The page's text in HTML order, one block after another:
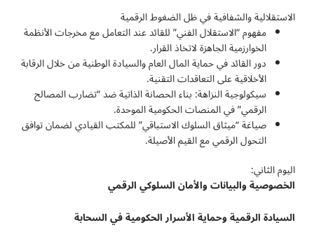
الاستقلالية والشفافية في ظل الضغوط الرقمية
مفهوم “الاستقلال الفني” للقائد عند التعامل مع مخرجات الأنظمة
الخوارزمية الجاهزة لاتخاذ القرار.
دور القائد في حماية المال العام والسيادة الوطنية من خلال الرقابة
الأخلاقية على التعاقدات التقنية.
سيكولوجية النزاهة: بناء الحصانة الذاتية ضد “تضارب المصالح
الرقمي” في المنصات الحكومية الموحدة.
صياغة “ميثاق السلوك الاستباقي” للمكتب القيادي لضمان توافق
التحول الرقمي مع القيم الأصيلة.
اليوم الثاني:
الخصوصيةوالبيانات والأمان السلوكي الرقمي
السيادةالرقميةوحمايةالأسرارالحكوميةفيالسحابة